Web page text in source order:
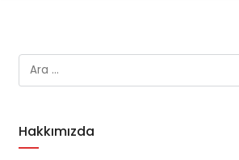
Hakkımızda